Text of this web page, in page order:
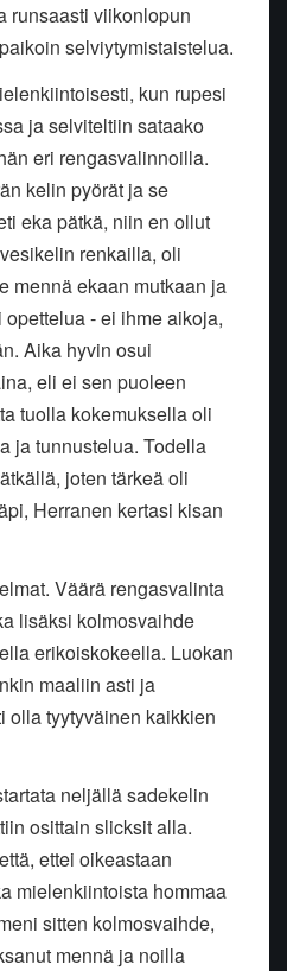
runsaasti viikonlopun
selviytymistaistelua.
kun rupesi
ja selviteltiin sataako
eri rengasvalinnoilla.
kelin pyörät ja se
eka pätkä, niin en ollut
renkailla, oli
mennä ekaan mutkaan ja
- ei ihme aikoja,
Aika hyvin osui
eli ei sen puoleen
tuolla kokemuksella oli
ja tunnustelua. Todella
joten tärkeä oli
Herranen kertasi kisan
Väärä rengasvalinta
lisäksi kolmosvaihde
erikoiskokeella. Luokan
maaliin asti ja
olla tyytyväinen kaikkien
neljällä sadekelin
osittain slicksit alla.
ettei oikeastaan
mielenkiintoista hommaa
sitten kolmosvaihde,
mennä ja noilla